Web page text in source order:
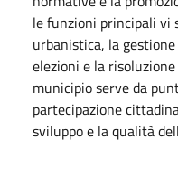
le funzioni principali vi
urbanistica, la
elezioni e la
municipio serve da
partecipazione
sviluppo e la qualità